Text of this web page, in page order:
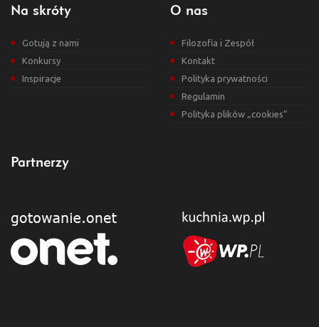
Na skróty
Gotują z nami
Konkursy
Inspiracje
O nas
Filozofia i Zespół
Kontakt
Polityka prywatności
Regulamin
Polityka plików „cookies”
Partnerzy